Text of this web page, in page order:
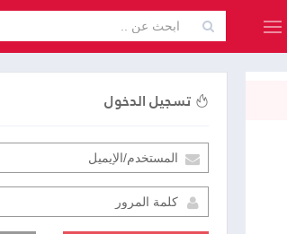
تسجيل الدخول